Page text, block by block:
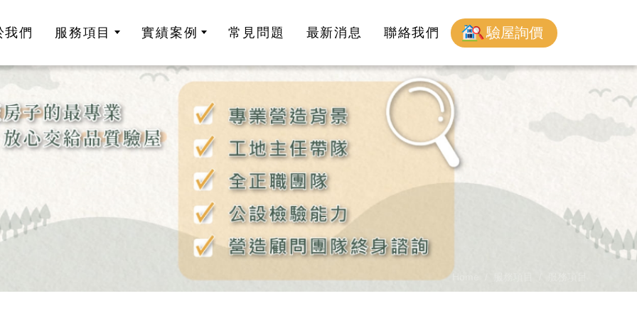
我們 服務項目 實績案例 常見問題 最新消息 聯絡我們 驗屋詢價